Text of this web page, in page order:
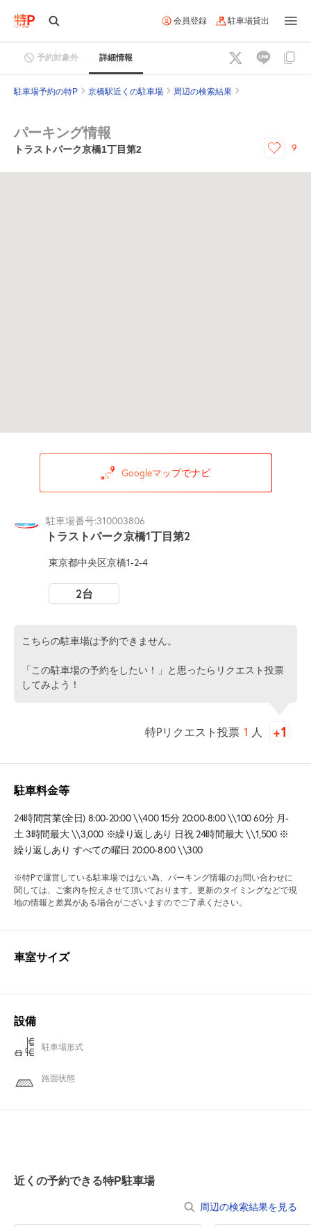
会員登録 駐車場貸出
予約対象外 詳細情報
駐車場予約の特P 京橋駅近くの駐車場 周辺の検索結果
パーキング情報
トラストパーク京橋1丁目第2 9
Googleマップでナビ
駐車場番号:310003806
トラストパーク京橋1丁目第2
東京都中央区京橋1-2-4
2台
こちらの駐車場は予約できません。
「この駐車場の予約をしたい！」と思ったらリクエスト投票
してみよう！
特Pリクエスト投票 1 人
駐車料金等
24時間営業(全日) 8:00-20:00 \\400 15分 20:00-8:00 \\100 60分 月-
土 3時間最大 \\3,000 ※繰り返しあり 日祝 24時間最大 \\1,500 ※
繰り返しあり すべての曜日 20:00-8:00 \\300
※特Pで運営している駐車場ではない為、パーキング情報のお問い合わせに
関しては、ご案内を控えさせて頂いております。更新のタイミングなどで現
地の情報と差異がある場合がございますのでご了承ください。
車室サイズ
設備
駐車場形式
路面状態
近くの予約できる特P駐車場
周辺の検索結果を見る